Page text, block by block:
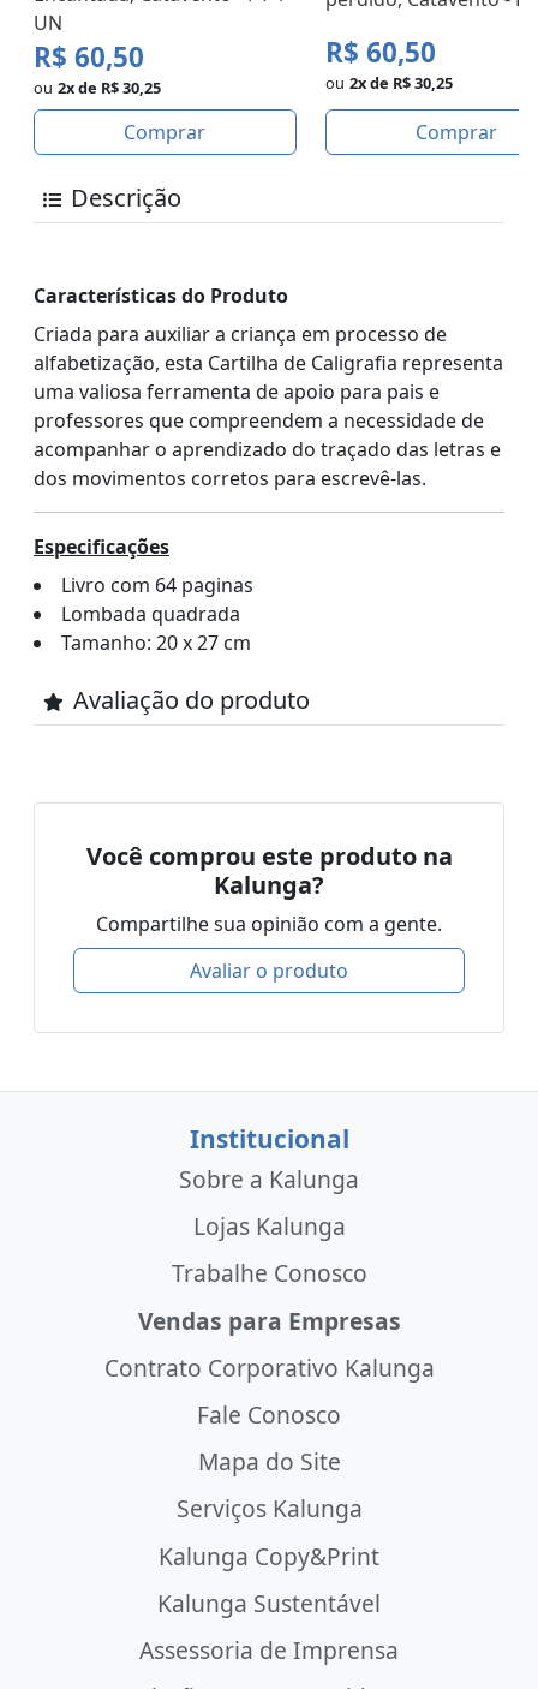
UN
R$ 60,50
ou 2x de R$ 30,25
Comprar
R$ 60,50
ou 2x de R$ 30,25
Comprar
Descrição
Características do Produto
Criada para auxiliar a criança em processo de
alfabetização, esta Cartilha de Caligrafia representa
uma valiosa ferramenta de apoio para pais e
professores que compreendem a necessidade de
acompanhar o aprendizado do traçado das letras e
dos movimentos corretos para escrevê-las.
Especificações
Livro com 64 paginas
Lombada quadrada
Tamanho: 20 x 27 cm
Avaliação do produto
Você comprou este produto na
Kalunga?
Compartilhe sua opinião com a gente.
Avaliar o produto
Institucional
Sobre a Kalunga
Lojas Kalunga
Trabalhe Conosco
Vendas para Empresas
Contrato Corporativo Kalunga
Fale Conosco
Mapa do Site
Serviços Kalunga
Kalunga Copy&Print
Kalunga Sustentável
Assessoria de Imprensa